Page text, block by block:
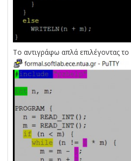
Το αντιγράφω απλά επιλέγοντας το